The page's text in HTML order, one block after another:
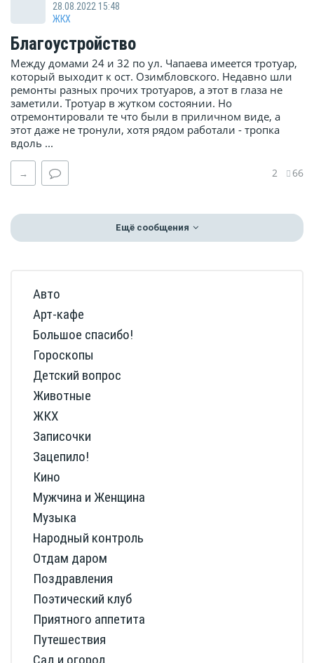
28.08.2022 15:48
ЖКХ
Благоустройство
Между домами 24 и 32 по ул. Чапаева имеется тротуар,
который выходит к ост. Озимбловского. Недавно шли
ремонты разных прочих тротуаров, а этот в глаза не
заметили. Тротуар в жутком состоянии. Но
отремонтировали те что были в приличном виде, а
этот даже не тронули, хотя рядом работали - тропка
вдоль ...
→ 2 66
Ещё сообщения
Авто
Арт-кафе
Большое спасибо!
Гороскопы
Детский вопрос
Животные
ЖКХ
Записочки
Зацепило!
Кино
Мужчина и Женщина
Музыка
Народный контроль
Отдам даром
Поздравления
Поэтический клуб
Приятного аппетита
Путешествия